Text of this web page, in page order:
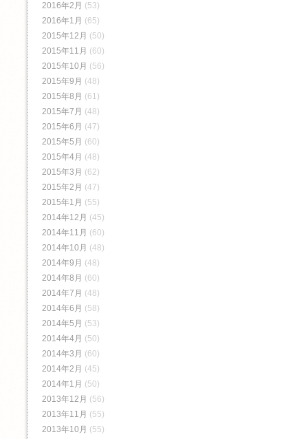
2016年2月 (53)
2016年1月 (65)
2015年12月 (50)
2015年11月 (60)
2015年10月 (56)
2015年9月 (48)
2015年8月 (61)
2015年7月 (48)
2015年6月 (47)
2015年5月 (60)
2015年4月 (48)
2015年3月 (62)
2015年2月 (47)
2015年1月 (55)
2014年12月 (45)
2014年11月 (60)
2014年10月 (48)
2014年9月 (48)
2014年8月 (60)
2014年7月 (48)
2014年6月 (58)
2014年5月 (53)
2014年4月 (50)
2014年3月 (60)
2014年2月 (45)
2014年1月 (50)
2013年12月 (56)
2013年11月 (55)
2013年10月 (55)